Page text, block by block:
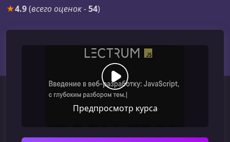
★4.9(всего оценок-54)
Предпросмотр курса